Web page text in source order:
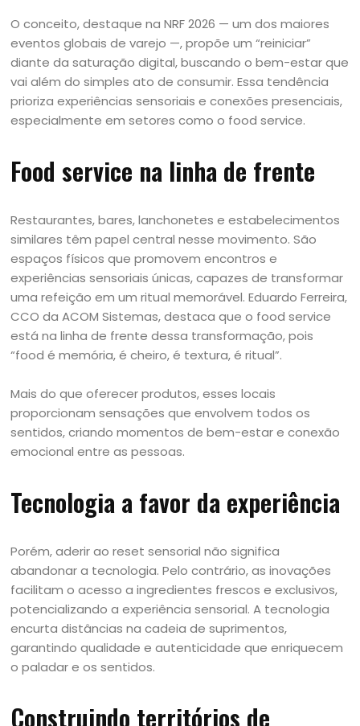
O conceito, destaque na NRF 2026 — um dos maiores
eventos globais de varejo —, propõe um “reiniciar”
diante da saturação digital, buscando o bem-estar que
vai além do simples ato de consumir. Essa tendência
prioriza experiências sensoriais e conexões presenciais,
especialmente em setores como o food service.
Food service na linha de frente
Restaurantes, bares, lanchonetes e estabelecimentos
similares têm papel central nesse movimento. São
espaços físicos que promovem encontros e
experiências sensoriais únicas, capazes de transformar
uma refeição em um ritual memorável. Eduardo Ferreira,
CCO da ACOM Sistemas, destaca que o food service
está na linha de frente dessa transformação, pois
“food é memória, é cheiro, é textura, é ritual”.
Mais do que oferecer produtos, esses locais
proporcionam sensações que envolvem todos os
sentidos, criando momentos de bem-estar e conexão
emocional entre as pessoas.
Tecnologia a favor da experiência
Porém, aderir ao reset sensorial não significa
abandonar a tecnologia. Pelo contrário, as inovações
facilitam o acesso a ingredientes frescos e exclusivos,
potencializando a experiência sensorial. A tecnologia
encurta distâncias na cadeia de suprimentos,
garantindo qualidade e autenticidade que enriquecem
o paladar e os sentidos.
Construindo territórios de